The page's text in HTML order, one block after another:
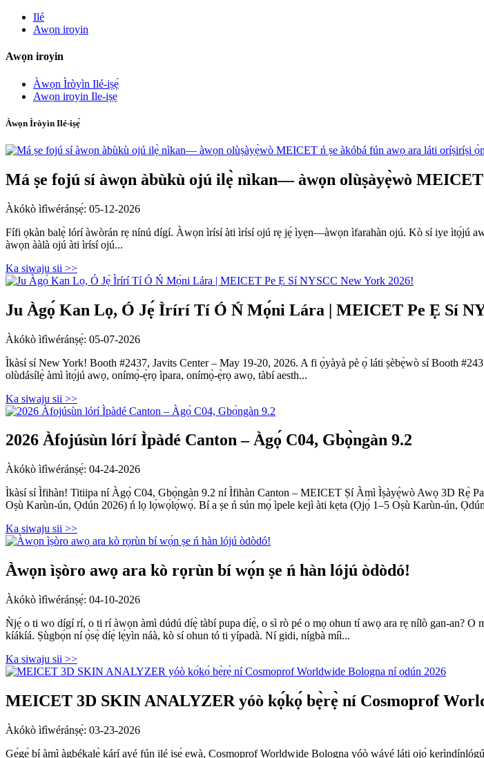
Ilé
Awọn iroyin
Awọn iroyin
Àwọn Ìròyìn Ilé-iṣẹ́
Awọn iroyin Ile-iṣẹ
Àwọn Ìròyìn Ilé-iṣẹ́
Má ṣe fojú sí àwọn àbùkù ojú ilẹ̀ nìkan— àwọn olùṣàyẹ̀wò
Àkókò ìfìwéránṣẹ́: 05-12-2026
Fífi ọkàn balẹ̀ lórí àwòrán rẹ nínú dígí. Àwọn ìrísí àti ìrísí ojú rẹ jẹ́ ìyẹn—àwọn ìfarahàn ojú. Kò sí iye ìtọ́jú
àwọn ààlà ojú àti ìrísí ojú...
Ka siwaju sii >>
Ju Àgọ́ Kan Lọ, Ó Jẹ́ Ìrírí Tí Ó Ń Mọ́ni Lára | MEICET Pe Ẹ Sí
Àkókò ìfìwéránṣẹ́: 05-07-2026
Ìkàsí sí New York! Booth #2437, Javits Center – May 19-20, 2026. A fi ọ̀yàyà pè ọ́ láti ṣèbẹ̀wò sí Booth
olùdásílẹ̀ àmì ìtọ́jú awọ, onímọ̀-ẹ̀rọ ìpara, onímọ̀-ẹ̀rọ awọ, tàbí aesth...
Ka siwaju sii >>
2026 Àfojúsùn lórí Ìpàdé Canton – Àgọ́ C04, Gbọ̀ngàn 9.2
Àkókò ìfìwéránṣẹ́: 04-24-2026
Ìkàsí sí Ìfihàn! Titiipa ní Àgọ́ C04, Gbọ̀ngàn 9.2 ní Ìfihàn Canton – MEICET Ṣí Àmì Ìṣàyẹ̀wò Awọ 3D Rẹ̀
Oṣù Karùn-ún, Ọdún 2026) ń lọ lọ́wọ́lọ́wọ́. Bí a ṣe ń sún mọ́ ìpele kejì àti kẹta (Ọjọ́ 1–5 Oṣù Karùn-ún,
Ka siwaju sii >>
Àwọn ìṣòro awọ ara kò rọrùn bí wọ́n ṣe ń hàn lójú òdòdó!
Àkókò ìfìwéránṣẹ́: 04-10-2026
Ǹjẹ́ o ti wo dígí rí, o ti rí àwọn àmì dúdú díẹ̀ tàbí pupa díẹ̀, o sì rò pé o mọ ohun tí awọ ara rẹ nílò gan-an? O
kíákíá. Ṣùgbọ́n ní ọ̀sẹ̀ díẹ̀ lẹ́yìn náà, kò sí ohun tó ti yípadà. Ní gidi, nígbà míì...
Ka siwaju sii >>
MEICET 3D SKIN ANALYZER yóò kọ́kọ́ bẹ̀rẹ̀ ní Cosmoprof
Àkókò ìfìwéránṣẹ́: 03-23-2026
Gẹ́gẹ́ bí àmì àgbékalẹ̀ kárí ayé fún ilé iṣẹ́ ẹwà, Cosmoprof Worldwide Bologna yóò wáyé láti ọjọ́